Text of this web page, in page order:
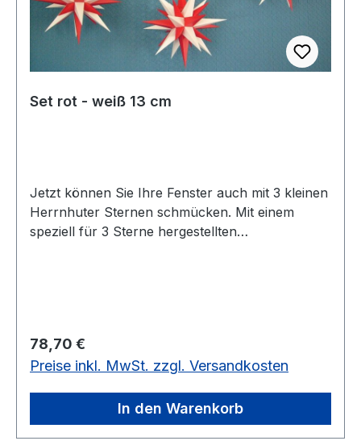
Set rot - weiß 13 cm
Jetzt können Sie Ihre Fenster auch mit 3 kleinen
Herrnhuter Sternen schmücken. Mit einem
speziell für 3 Sterne hergestellten
Regulärer Preis:
78,70 €
Preise inkl. MwSt. zzgl. Versandkosten
In den Warenkorb